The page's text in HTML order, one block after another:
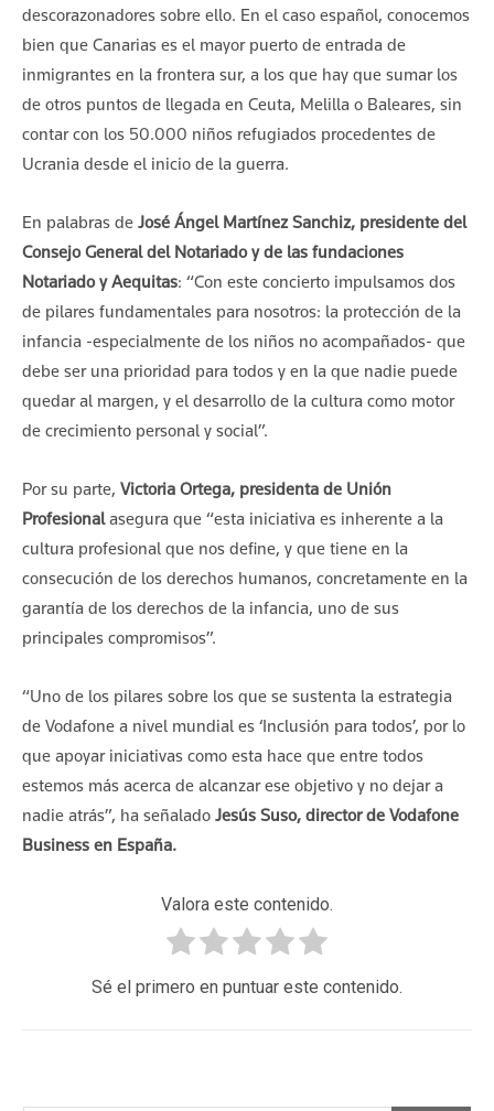
descorazonadores sobre ello. En el caso español, conocemos
bien que Canarias es el mayor puerto de entrada de
inmigrantes en la frontera sur, a los que hay que sumar los
de otros puntos de llegada en Ceuta, Melilla o Baleares, sin
contar con los 50.000 niños refugiados procedentes de
Ucrania desde el inicio de la guerra.
En palabras de José Ángel Martínez Sanchiz, presidente del
Consejo General del Notariado y de las fundaciones
Notariado y Aequitas: “Con este concierto impulsamos dos
de pilares fundamentales para nosotros: la protección de la
infancia -especialmente de los niños no acompañados- que
debe ser una prioridad para todos y en la que nadie puede
quedar al margen, y el desarrollo de la cultura como motor
de crecimiento personal y social”.
Por su parte, Victoria Ortega, presidenta de Unión
Profesionalasegura que “esta iniciativa es inherente a la
cultura profesional que nos define, y que tiene en la
consecución de los derechos humanos, concretamente en la
garantía de los derechos de la infancia, uno de sus
principales compromisos”.
“Uno de los pilares sobre los que se sustenta la estrategia
de Vodafone a nivel mundial es ‘Inclusión para todos’, por lo
que apoyar iniciativas como esta hace que entre todos
estemos más acerca de alcanzar ese objetivo y no dejar a
nadie atrás”, ha señalado Jesús Suso, director de Vodafone
Business en España.
Valora este contenido.
Sé el primero en puntuar este contenido.